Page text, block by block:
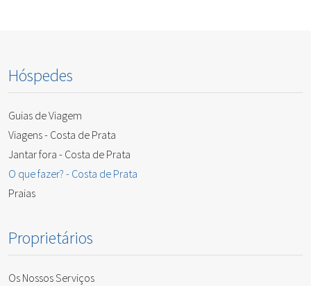
Hóspedes
Guias de Viagem
Viagens - Costa de Prata
Jantar fora - Costa de Prata
O que fazer? - Costa de Prata
Praias
Proprietários
Os Nossos Serviços